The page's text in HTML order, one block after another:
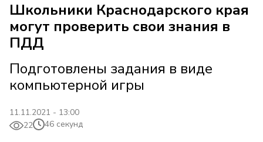
Школьники Краснодарского края
могут проверить свои знания в
ПДД
Подготовлены задания в виде
компьютерной игры
11.11.2021 - 13:00
22
46 секунд